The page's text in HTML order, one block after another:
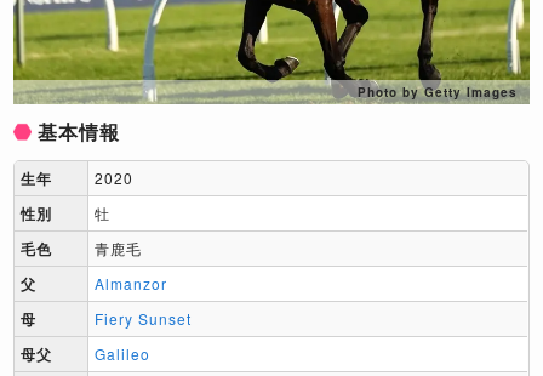
Photo by Getty Images
基本情報
生年 2020
性別 牡
毛色 青鹿毛
父 Almanzor
母 Fiery Sunset
母父 Galileo